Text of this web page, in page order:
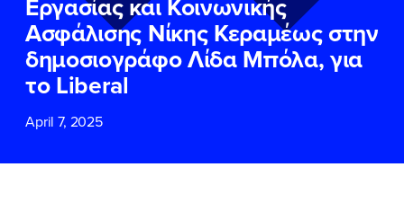
Ασφάλισης Νίκης Κεραμέως στην
δημοσιογράφο Λίδα Μπόλα, για
το Liberal
April 7, 2025
ΕΠΙΘΕΤΟ*
ΤΗΛΕΦΩΝΟ*
ΕΠΙΘΕΤΟ*
ΤΗΛΕΦΩΝΟ